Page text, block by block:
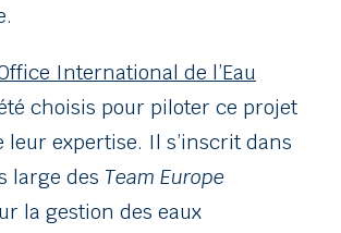
International de l’Eau
choisis pour piloter ce projet
leur expertise. Il s’inscrit dans
large des Team Europe
la gestion des eaux